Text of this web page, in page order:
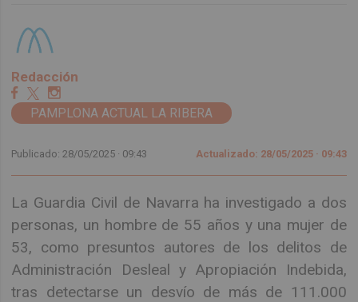
Redacción
PAMPLONA ACTUAL LA RIBERA
Publicado: 28/05/2025 · 09:43 Actualizado: 28/05/2025 · 09:43
La Guardia Civil de Navarra ha investigado a dos
personas, un hombre de 55 años y una mujer de
53, como presuntos autores de los delitos de
Administración Desleal y Apropiación Indebida,
tras detectarse un desvío de más de 111.000